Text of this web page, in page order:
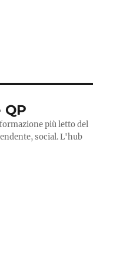
QP
più letto del
social. L'hub